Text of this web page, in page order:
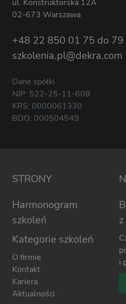
ul. Konstruktorska 12A
02-673 Warszawa
+48 22 850 01 75 do 79
szkolenia.pl@dekra.com
Dane spółki
NIP: 522-25-11-608
KRS: 0000061330
BDO: 000504549
STRONY
Harmonogram
szkoleń
Kategorie szkoleń
O firmie
Kontakt
Kariera
Aktualności
i